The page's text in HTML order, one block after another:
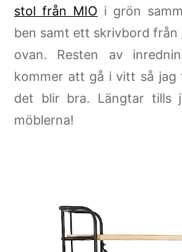
stol från MIO i grön
ben samt ett skrivbord från
ovan. Resten av
kommer att gå i vitt så
det blir bra. Längtar tills
möblerna!